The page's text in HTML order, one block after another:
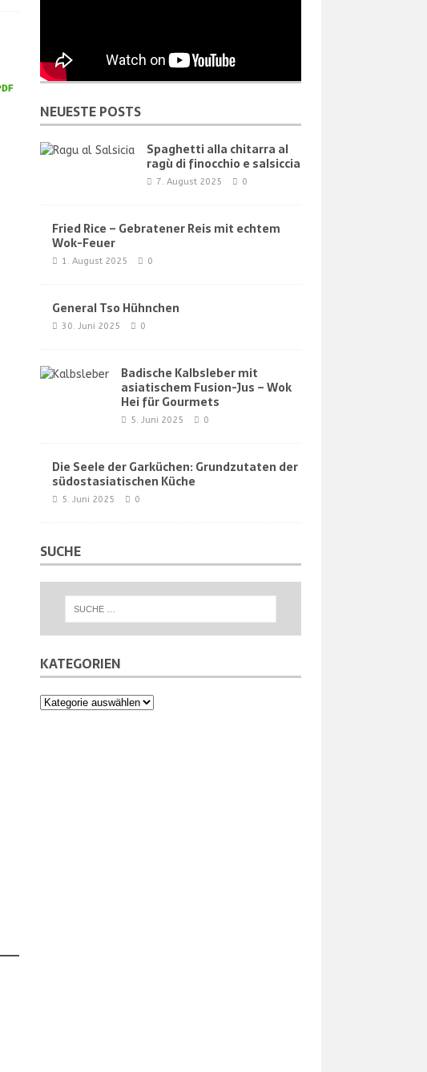
NEUESTE POSTS
Spaghetti alla chitarra al
ragù di finocchio e salsiccia
7. August 2025 0
Fried Rice – Gebratener Reis mit echtem
Wok-Feuer
1. August 2025 0
General Tso Hühnchen
30. Juni 2025 0
Badische Kalbsleber mit
asiatischem Fusion-Jus – Wok
Hei für Gourmets
5. Juni 2025 0
Die Seele der Garküchen: Grundzutaten der
südostasiatischen Küche
5. Juni 2025 0
SUCHE
KATEGORIEN
Kategorien